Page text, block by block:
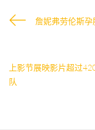
詹妮弗劳伦斯
上影节展映影片超过
队